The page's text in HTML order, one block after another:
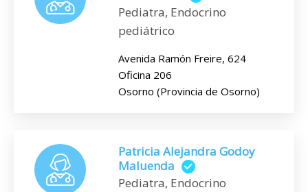
Pediatra, Endocrino
pediátrico
Avenida Ramón Freire, 624
Oficina 206
Osorno (Provincia de Osorno)
Patricia Alejandra Godoy
Maluenda
Pediatra, Endocrino